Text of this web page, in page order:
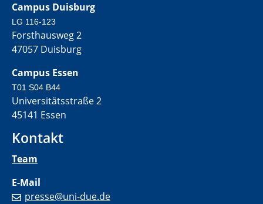
Campus Duisburg
LG 116-123
Forsthausweg 2
47057 Duisburg
Campus Essen
T01 S04 B44
Universitätsstraße 2
45141 Essen
Kontakt
Team
E-Mail
presse@uni-due.de